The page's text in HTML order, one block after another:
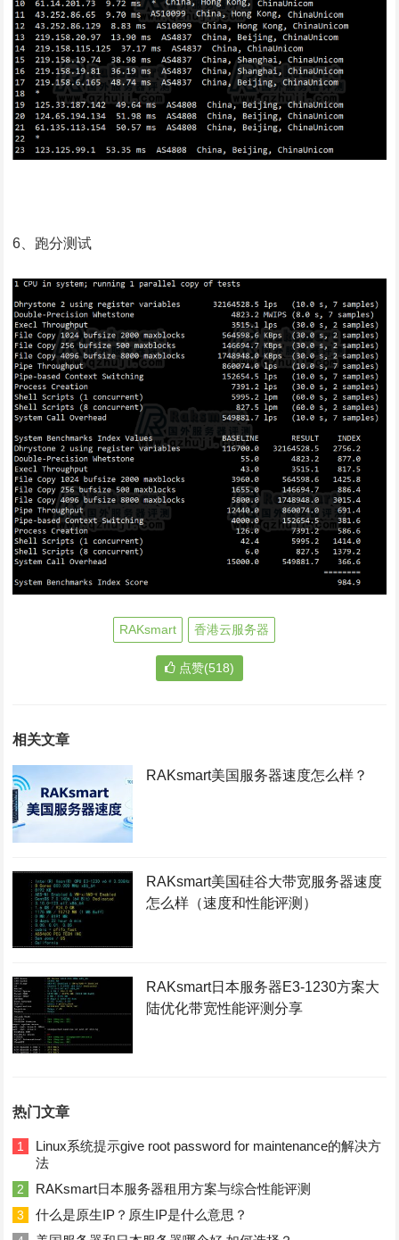
6、跑分测试
RAKsmart 香港云服务器
点赞(518)
相关文章
RAKsmart美国服务器速度怎么样？
RAKsmart美国硅谷大带宽服务器速度
怎么样（速度和性能评测）
RAKsmart日本服务器E3-1230方案大
陆优化带宽性能评测分享
热门文章
1
Linux系统提示give root password for maintenance的解决方
法
2 RAKsmart日本服务器租用方案与综合性能评测
3 什么是原生IP？原生IP是什么意思？